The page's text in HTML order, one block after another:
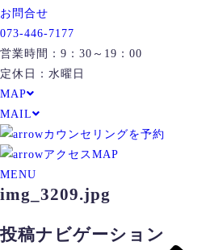
お問合せ
073-446-7177
営業時間：9：30～19：00
定休日：水曜日
MAP
MAIL
カウンセリングを予約
アクセスMAP
MENU
img_3209.jpg
投稿ナビゲーション